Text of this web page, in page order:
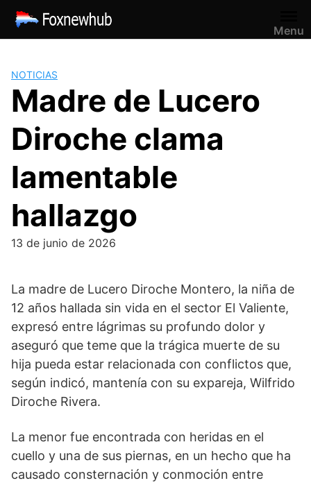
Saltar
contenido
Menu
NOTICIAS
Madre de Lucero
Diroche clama
lamentable
hallazgo
13 de junio de 2026
La madre de Lucero Diroche Montero, la niña de
12 años hallada sin vida en el sector El Valiente,
expresó entre lágrimas su profundo dolor y
aseguró que teme que la trágica muerte de su
hija pueda estar relacionada con conflictos que,
según indicó, mantenía con su expareja, Wilfrido
Diroche Rivera.
La menor fue encontrada con heridas en el
cuello y una de sus piernas, en un hecho que ha
causado consternación y conmoción entre